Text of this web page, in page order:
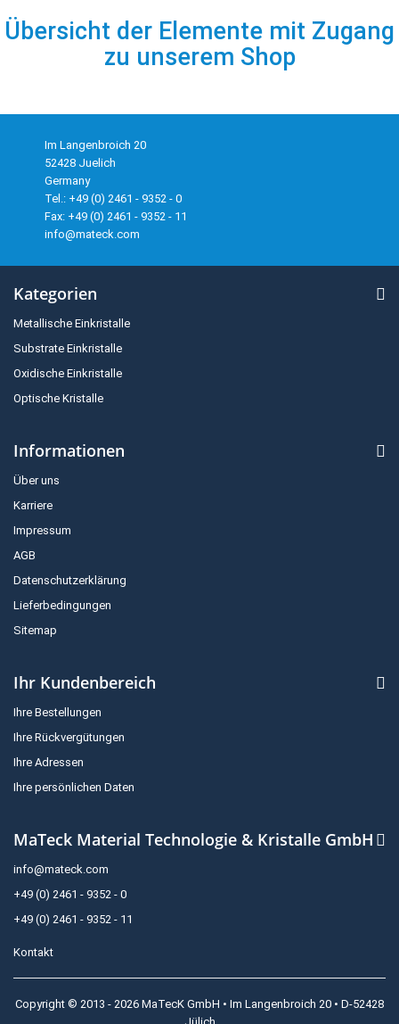
Übersicht der Elemente mit Zugang
zu unserem Shop
Im Langenbroich 20
52428 Juelich
Germany
Tel.: +49 (0) 2461 - 9352 - 0
Fax: +49 (0) 2461 - 9352 - 11
info@mateck.com
Kategorien
Metallische Einkristalle
Substrate Einkristalle
Oxidische Einkristalle
Optische Kristalle
Informationen
Über uns
Karriere
Impressum
AGB
Datenschutzerklärung
Lieferbedingungen
Sitemap
Ihr Kundenbereich
Ihre Bestellungen
Ihre Rückvergütungen
Ihre Adressen
Ihre persönlichen Daten
MaTeck Material Technologie & Kristalle GmbH
info@mateck.com
+49 (0) 2461 - 9352 - 0
+49 (0) 2461 - 9352 - 11
Kontakt
Copyright © 2013 - 2026 MaTecK GmbH • Im Langenbroich 20 • D-52428